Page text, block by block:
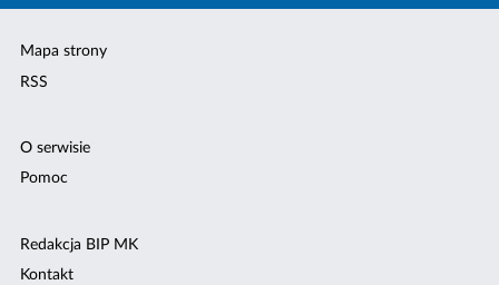
Mapa strony
RSS
O serwisie
Pomoc
Redakcja BIP MK
Kontakt